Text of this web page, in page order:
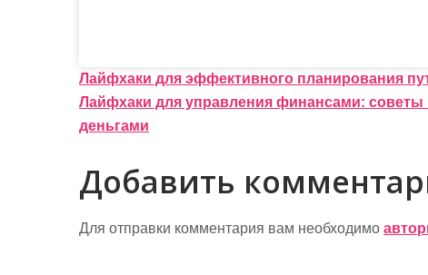
Н
а
и
г
Лайфхаки для эффективного планирования
Лайфхаки для управления финансами:
деньгами
Добавить
Для отправки комментария вам необходимо